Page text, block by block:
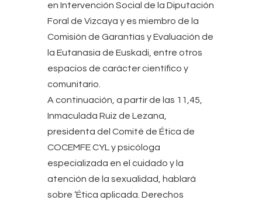
en Intervención Social de la Diputación
Foral de Vizcaya y es miembro de la
Comisión de Garantías y Evaluación de
la Eutanasia de Euskadi, entre otros
espacios de carácter científico y
comunitario.
A continuación, a partir de las 11,45,
Inmaculada Ruiz de Lezana,
presidenta del Comité de Ética de
COCEMFE CYL y psicóloga
especializada en el cuidado y la
atención de la sexualidad, hablará
sobre ‘Ética aplicada. Derechos